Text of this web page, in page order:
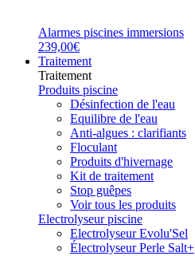
Alarmes piscines immersions
239,00€
Traitement
Traitement
Produits piscine
Désinfection de l'eau
Equilibre de l'eau
Anti-algues : clarifiants
Floculant
Produits d'hivernage
Kit de traitement
Stop guêpes
Voir tous les produits
Electrolyseur piscine
Electrolyseur Evolu'Sel
Électrolyseur Perle Salt+